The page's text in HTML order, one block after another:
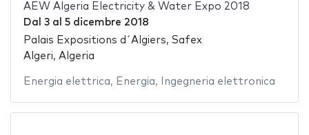
AEW Algeria Electricity & Water Expo 2018
Dal 3al 5 dicembre 2018
Palais Expositions d´Algiers, Safex
Algeri, Algeria
Energia elettrica, Energia, Ingegneria elettronica